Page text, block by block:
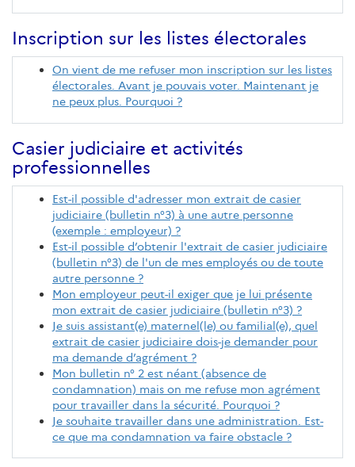
Inscription sur les listes électorales
On vient de me refuser mon inscription sur les listes
électorales. Avant je pouvais voter. Maintenant je
ne peux plus. Pourquoi ?
Casier judiciaire et activités
professionnelles
Est-il possible d'adresser mon extrait de casier
judiciaire (bulletin n°3) à une autre personne
(exemple : employeur) ?
Est-il possible d’obtenir l'extrait de casier judiciaire
(bulletin n°3) de l'un de mes employés ou de toute
autre personne ?
Mon employeur peut-il exiger que je lui présente
mon extrait de casier judiciaire (bulletin n°3) ?
Je suis assistant(e) maternel(le) ou familial(e), quel
extrait de casier judiciaire dois-je demander pour
ma demande d’agrément ?
Mon bulletin n° 2 est néant (absence de
condamnation) mais on me refuse mon agrément
pour travailler dans la sécurité. Pourquoi ?
Je souhaite travailler dans une administration. Est-
ce que ma condamnation va faire obstacle ?